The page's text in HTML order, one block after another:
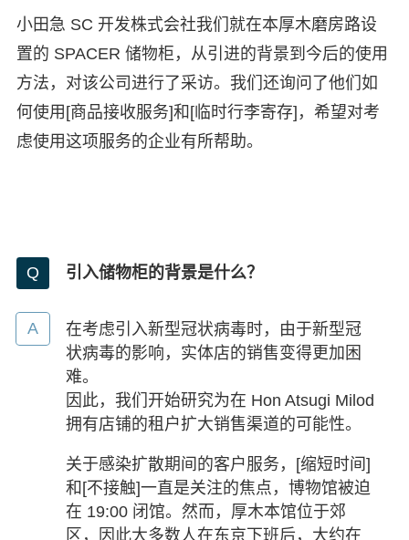
小田急 SC 开发株式会社我们就在本厚木磨房路设
置的 SPACER 储物柜，从引进的背景到今后的使用
方法，对该公司进行了采访。我们还询问了他们如
何使用[商品接收服务]和[临时行李寄存]，希望对考
虑使用这项服务的企业有所帮助。
引入储物柜的背景是什么？
在考虑引入新型冠状病毒时，由于新型冠
状病毒的影响，实体店的销售变得更加困
难。
因此，我们开始研究为在 Hon Atsugi Milod
拥有店铺的租户扩大销售渠道的可能性。
关于感染扩散期间的客户服务，[缩短时间]
和[不接触]一直是关注的焦点，博物馆被迫
在 19:00 闭馆。然而，厚木本馆位于郊
区，因此大多数人在东京下班后，大约在